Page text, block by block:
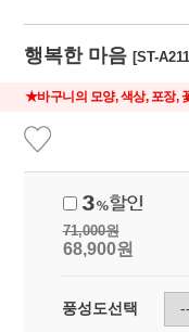
행복한 마음[ST-
★바구니의 모양, 색상, 포장,
71,000원
68,900원
풍성도선택